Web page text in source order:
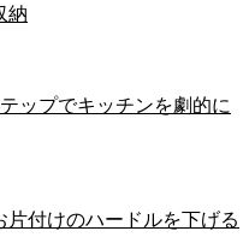
納
ップでキッチンを劇的に
付けのハードルを下げる